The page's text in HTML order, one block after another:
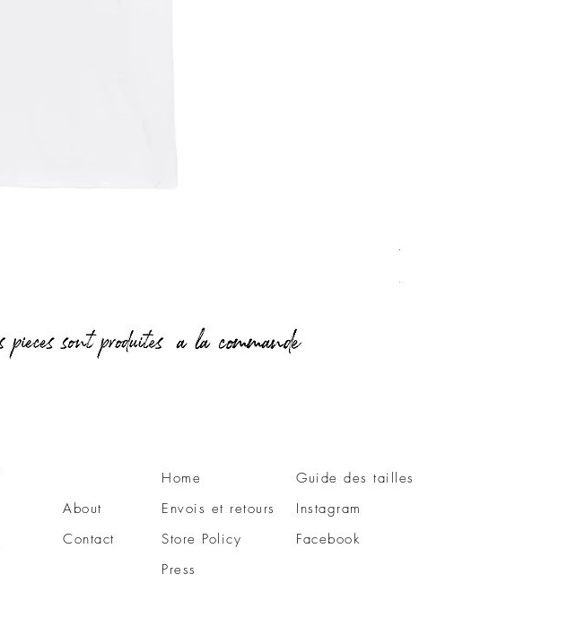
T-Shirt Love Vichy
Prix
49,00 €
About
Contact
Home
Envois et retours
Store Policy
Press
Guide des tailles
Instagram
Facebook